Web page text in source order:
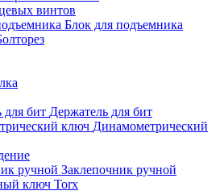
винтов
Блок для подъемника
Держатель для бит
Динамометрический
Заклепочник ручной
ключ Torx